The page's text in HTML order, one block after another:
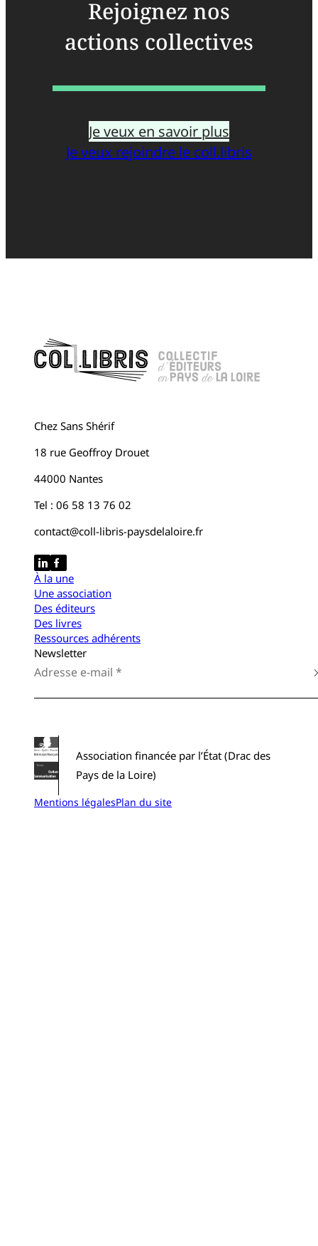
Rejoignez nos
actions collectives
Je veux en savoir plus
Je veux rejoindre le coll.libris
Chez Sans Shérif
18 rue Geoffroy Drouet
44000 Nantes
Tel : 06 58 13 76 02
contact@coll-libris-paysdelaloire.fr
À la une
Une association
Des éditeurs
Des livres
Ressources adhérents
Newsletter
Association financée par l’État (Drac des
Pays de la Loire)
Mentions légalesPlan du site